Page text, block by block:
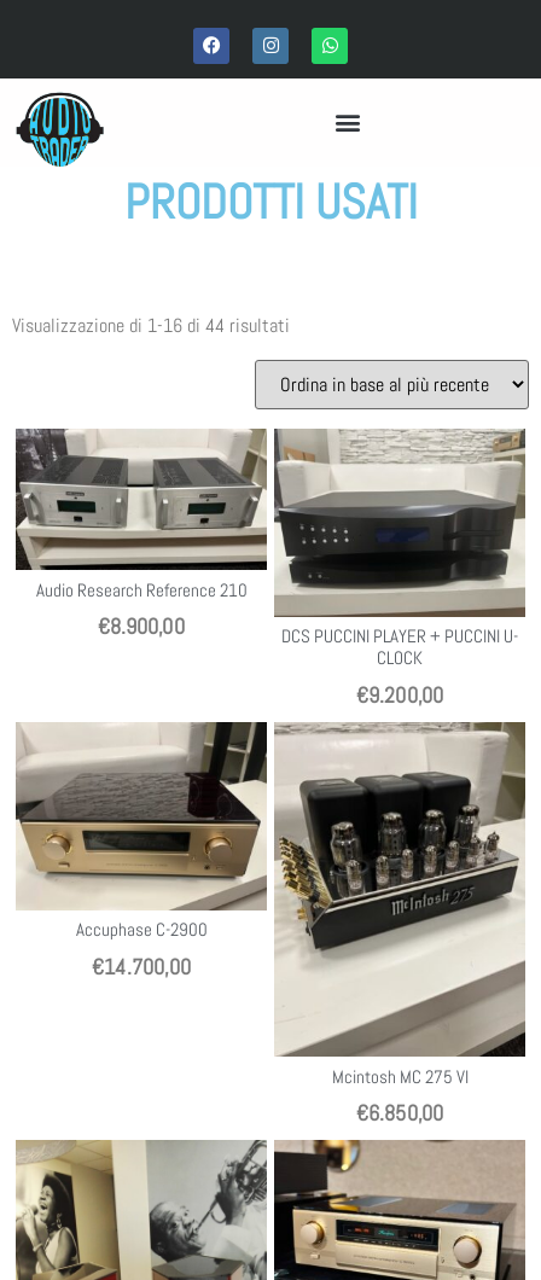
PRODOTTI USATI
Visualizzazione di 1-16 di 44 risultati
Audio Research Reference 210
€8.900,00
DCS PUCCINI PLAYER + PUCCINI U-
CLOCK
€9.200,00
Accuphase C-2900
€14.700,00
Mcintosh MC 275 VI
€6.850,00